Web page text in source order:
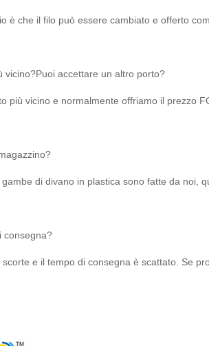
è che il filo può essere cambiato e offerto
vicino?Puoi accettare un altro porto?
più vicino e normalmente offriamo il prezzo
di divano in plastica sono fatte da noi,
consegna?
e il tempo di consegna è scattato. Se